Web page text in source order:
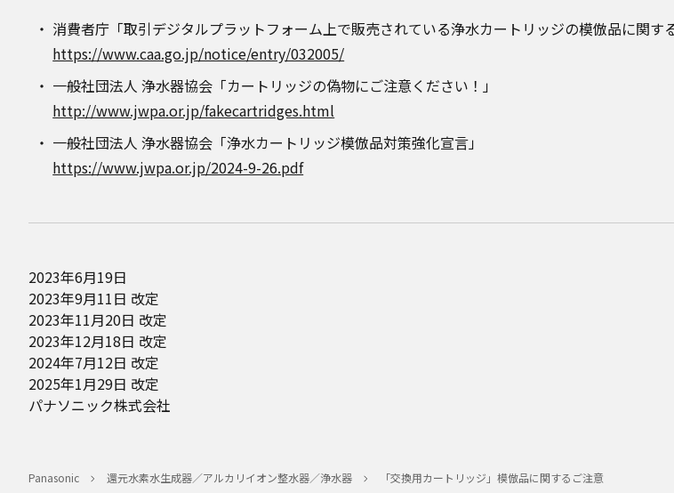
消費者庁「取引デジタルプラットフォーム上で販売されている浄水カートリッジの模倣品に関す
https://www.caa.go.jp/notice/entry/032005/
一般社団法人 浄水器協会「カートリッジの偽物にご注意ください！」
http://www.jwpa.or.jp/fakecartridges.html
一般社団法人 浄水器協会「浄水カートリッジ模倣品対策強化宣言」
https://www.jwpa.or.jp/2024-9-26.pdf
2023年6月19日
2023年9月11日 改定
2023年11月20日 改定
2023年12月18日 改定
2024年7月12日 改定
2025年1月29日 改定
パナソニック株式会社
Panasonic 還元水素水生成器／アルカリイオン整水器／浄水器 「交換用カートリッジ」模倣品に関するご注意